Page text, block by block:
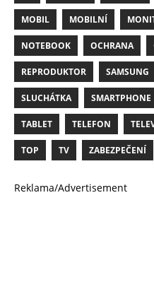
MOBIL MOBILNÍ
NOTEBOOK OCHRANA
REPRODUKTOR SAMSUNG
SLUCHÁTKA SMARTPHONE
TABLET TELEFON
TOP TV ZABEZPEČENÍ
Reklama/Advertisement